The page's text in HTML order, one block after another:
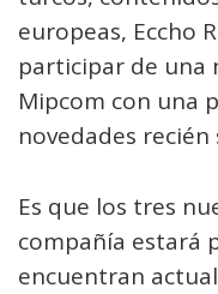
europeas, Eccho
participar de una
Mipcom con una
novedades
Es que los tres
compañía estará
encuentran